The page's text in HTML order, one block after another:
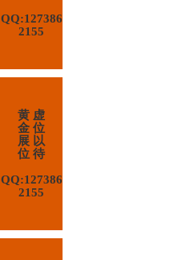
QQ:127386
2155
黄 虚
金 位
展 以
位 待
QQ:127386
2155